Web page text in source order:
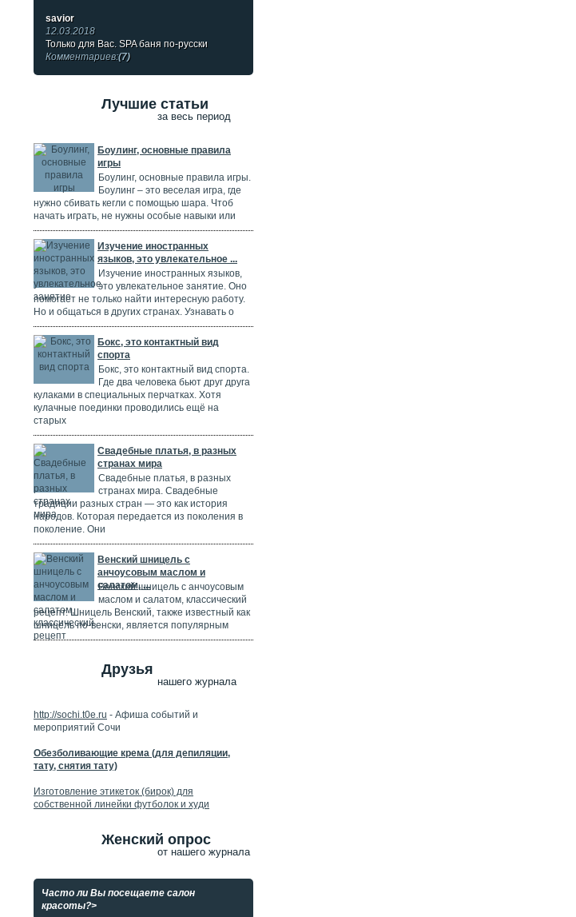
savior
12.03.2018
Только для Вас. SPA баня по-русски
Комментариев:(7)
Лучшие статьи
за весь период
Боулинг, основные правила
игры
Боулинг, основные правила игры.
Боулинг – это веселая игра, где
нужно сбивать кегли с помощью шара. Чтоб
начать играть, не нужны особые навыки или
Изучение иностранных
языков, это увлекательное ...
Изучение иностранных языков,
это увлекательное занятие. Оно
помогает не только найти интересную работу.
Но и общаться в других странах. Узнавать о
Бокс, это контактный вид
спорта
Бокс, это контактный вид спорта.
Где два человека бьют друг друга
кулаками в специальных перчатках. Хотя
кулачные поединки проводились ещё на
старых
Свадебные платья, в разных
странах мира
Свадебные платья, в разных
странах мира. Свадебные
традиции разных стран — это как история
народов. Которая передается из поколения в
поколение. Они
Венский шницель с
анчоусовым маслом и
салатом, ...
Венский шницель с анчоусовым
маслом и салатом, классический
рецепт. Шницель Венский, также известный как
шницель по-венски, является популярным
Друзья
нашего журнала
http://sochi.t0e.ru - Афиша событий и
мероприятий Сочи
Обезболивающие крема (для депиляции,
тату, снятия тату)
Изготовление этикеток (бирок) для
собственной линейки футболок и худи
Женский опрос
от нашего журнала
Часто ли Вы посещаете салон
красоты?>